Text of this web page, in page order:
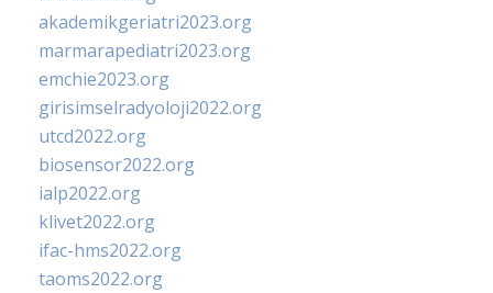
akademikgeriatri2023.org
marmarapediatri2023.org
emchie2023.org
girisimselradyoloji2022.org
utcd2022.org
biosensor2022.org
ialp2022.org
klivet2022.org
ifac-hms2022.org
taoms2022.org